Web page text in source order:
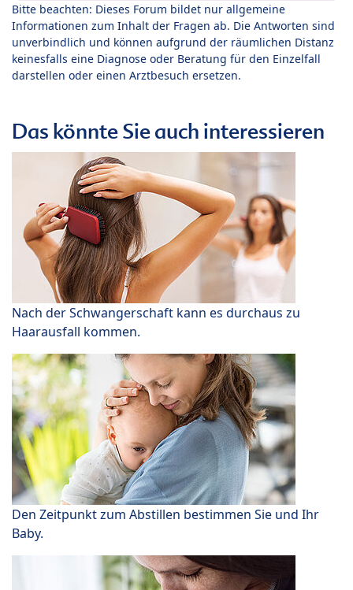
Bitte beachten: Dieses Forum bildet nur allgemeine
Informationen zum Inhalt der Fragen ab. Die Antworten sind
unverbindlich und können aufgrund der räumlichen Distanz
keinesfalls eine Diagnose oder Beratung für den Einzelfall
darstellen oder einen Arztbesuch ersetzen.
Das könnte Sie auch interessieren
Nach der Schwangerschaft kann es durchaus zu
Haarausfall kommen.
Den Zeitpunkt zum Abstillen bestimmen Sie und Ihr
Baby.